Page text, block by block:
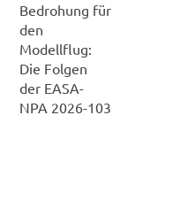
Bedrohung für
den
Modellflug:
Die Folgen
der EASA-
NPA 2026-103